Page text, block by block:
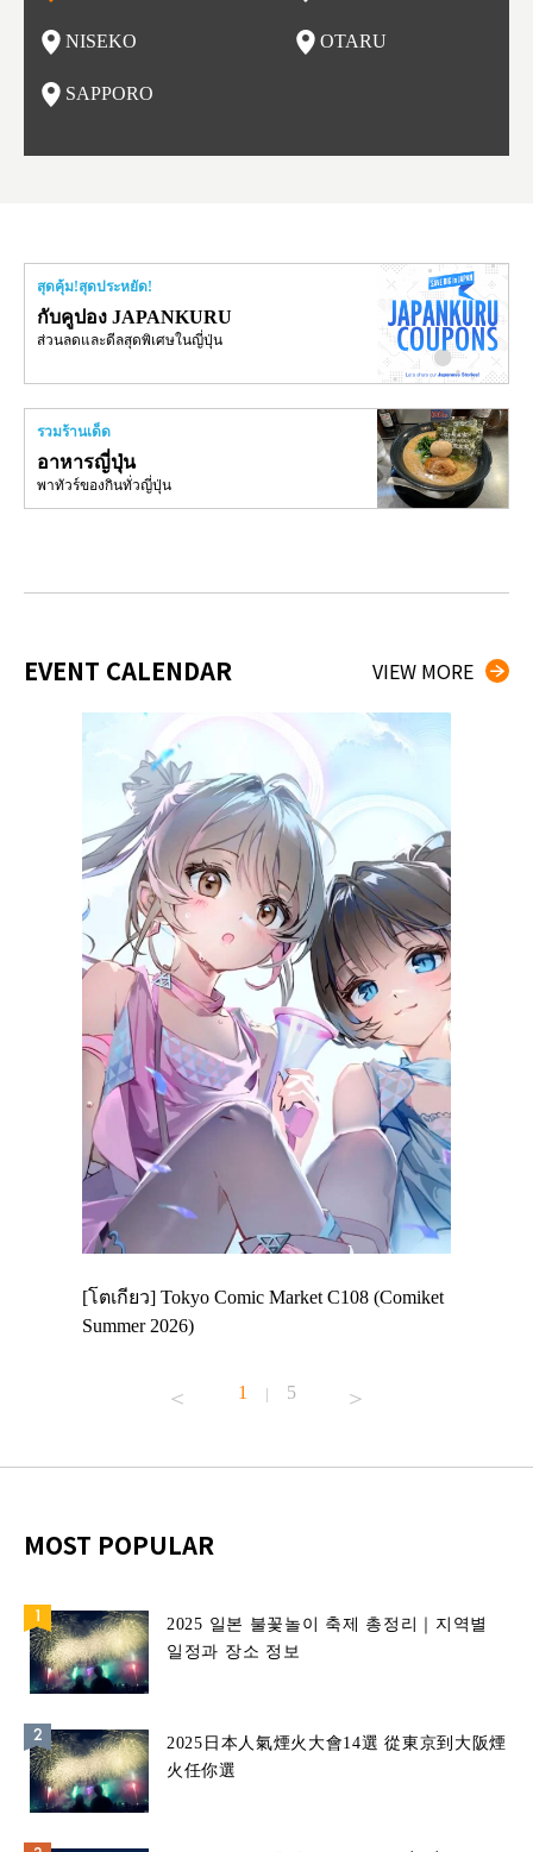
เล NISEKO OTARU
SAPPORO
สุดคุ้ม!สุดประหยัด!
กับคูปอง JAPANKURU
ส่วนลดและดีลสุดพิเศษในญี่ปุ่น
รวมร้านเด็ด
อาหารญี่ปุ่น
พาทัวร์ของกินทั่วญี่ปุ่น
EVENT CALENDAR VIEW MORE
[โตเกียว] Tokyo Comic Market C108 (Comiket
Summer 2026)
1 | 5
MOST POPULAR
2025 일본 불꽃놀이 축제 총정리｜지역별
일정과 장소 정보
2025日本人氣煙火大會14選 從東京到大阪煙
火任你選